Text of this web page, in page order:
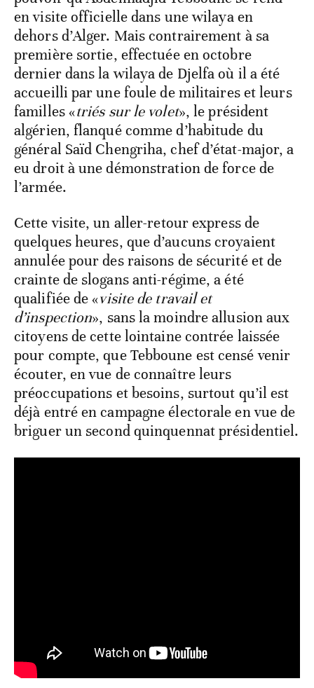
en visite officielle dans une wilaya en
dehors d’Alger. Mais contrairement à sa
première sortie, effectuée en octobre
dernier dans la wilaya de Djelfa où il a été
accueilli par une foule de militaires et leurs
familles «triés sur le volet», le président
algérien, flanqué comme d’habitude du
général Saïd Chengriha, chef d’état-major, a
eu droit à une démonstration de force de
l’armée.
Cette visite, un aller-retour express de
quelques heures, que d’aucuns croyaient
annulée pour des raisons de sécurité et de
crainte de slogans anti-régime, a été
qualifiée de «visite de travail et
d’inspection», sans la moindre allusion aux
citoyens de cette lointaine contrée laissée
pour compte, que Tebboune est censé venir
écouter, en vue de connaître leurs
préoccupations et besoins, surtout qu’il est
déjà entré en campagne électorale en vue de
briguer un second quinquennat présidentiel.